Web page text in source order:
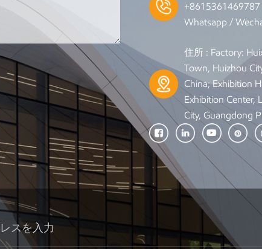
Whatsapp /
住所 : Factory:
Town, Huizhou
China; Exhibition
Exhibition Center,
City, Guangdong